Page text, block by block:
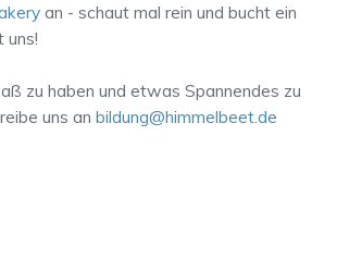
an - schaut mal rein und bucht ein
uns!
zu haben und etwas Spannendes zu
uns an bildung@himmelbeet.de